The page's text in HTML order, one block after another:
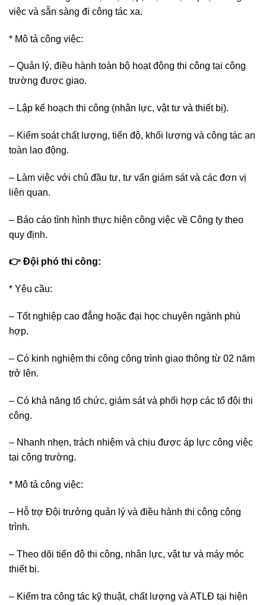
việc và sẵn sàng đi công tác xa.
* Mô tả công việc:
– Quản lý, điều hành toàn bộ hoạt động thi công tại công
trường được giao.
– Lập kế hoạch thi công (nhân lực, vật tư và thiết bị).
– Kiểm soát chất lượng, tiến độ, khối lượng và công tác an
toàn lao động.
– Làm việc với chủ đầu tư, tư vấn giám sát và các đơn vị
liên quan.
– Báo cáo tình hình thực hiện công việc về Công ty theo
quy định.
👉 Đội phó thi công:
* Yêu cầu:
– Tốt nghiệp cao đẳng hoặc đại học chuyên ngành phù
hợp.
– Có kinh nghiệm thi công công trình giao thông từ 02 năm
trở lên.
– Có khả năng tổ chức, giám sát và phối hợp các tổ đội thi
công.
– Nhanh nhẹn, trách nhiệm và chịu được áp lực công việc
tại công trường.
* Mô tả công việc:
– Hỗ trợ Đội trưởng quản lý và điều hành thi công công
trình.
– Theo dõi tiến độ thi công, nhân lực, vật tư và máy móc
thiết bị.
– Kiểm tra công tác kỹ thuật, chất lượng và ATLĐ tại hiện